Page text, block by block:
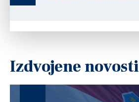
Izdvojene novosti